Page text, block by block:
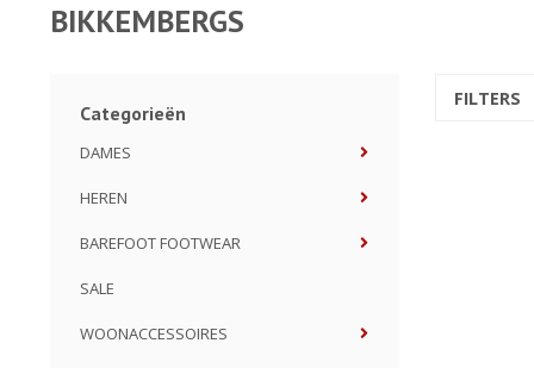
BIKKEMBERGS
Categorieën
DAMES
HEREN
BAREFOOT FOOTWEAR
SALE
WOONACCESSOIRES
FILTERS